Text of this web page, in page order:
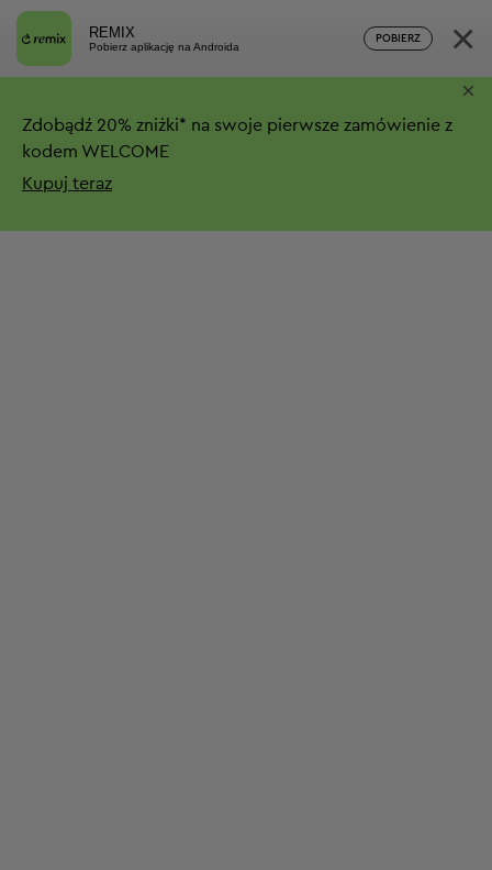
REMIX
Pobierz aplikację na Androida
POBIERZ ×
Zdobądź 20% zniżki* na swoje pierwsze zamówienie z
kodem WELCOME
Kupuj teraz
×